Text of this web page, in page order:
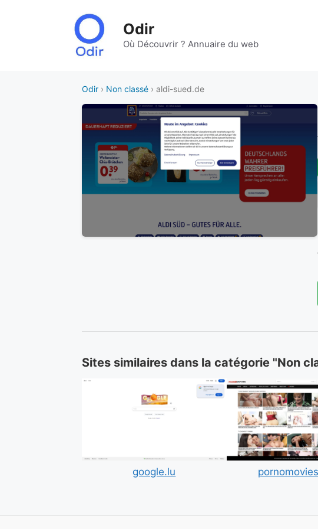
Odir
Où Découvrir ? Annuaire du web
Odir› Non classé› aldi-sued.de
Sites similaires dans la catégorie "Non
google.lu